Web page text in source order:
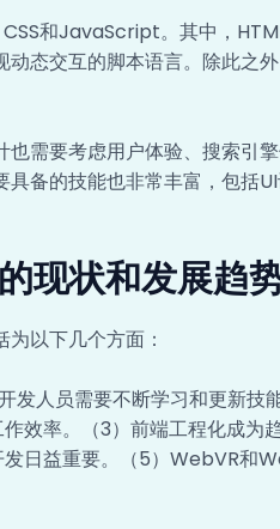
和JavaScript。其中，
态交互的脚本语言。除此之
需要考虑用户体验、搜索引
备的技能也非常丰富，包括
现状和发展趋
以下几个方面：
发人员需要不断学习和更新技
效率。（3）前端工程化成为
日益重要。（5）WebVR和